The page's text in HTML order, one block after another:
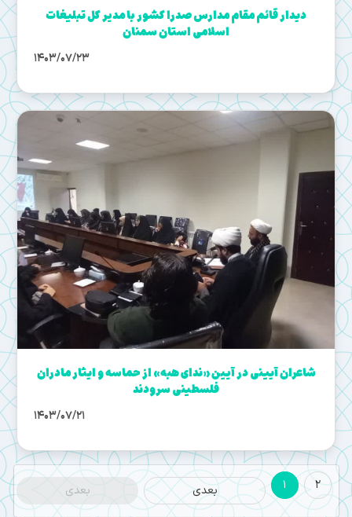
دیدار قائم مقام مدارس صدرا کشور با مدیر کل تبلیغات
اسلامی استان سمنان
1403/07/23
شاعران آیینی در آیین «ندای هبه» از حماسه و ایثار مادران
فلسطینی سرودند
1403/07/21
بعدی بعدی 1 2